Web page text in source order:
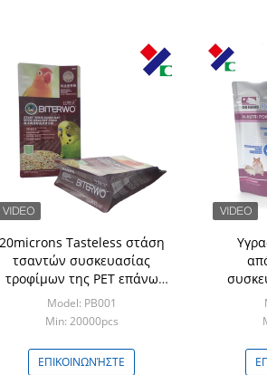
20microns Tasteless στάση
τσαντών συσκευασίας
τροφίμων της PET επάνω
στην τσάντα ISO 9001
φύλλων αλουμινίου αργιλίου
επικυρωμένη
Model: PB001
Min: 20000pcs
ΕΠΙΚΟΙΝΩΝΉΣΤΕ